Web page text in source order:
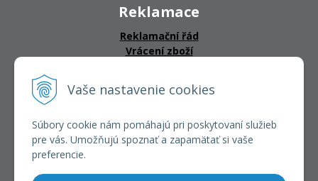
Vaše nastavenie cookies
Súbory cookie nám pomáhajú pri poskytovaní služieb
pre vás. Umožňujú spoznať a zapamätať si vaše
preferencie.
Reklamace
Reklamační řád
Vrácení zboží
CERTIFIKÁTY